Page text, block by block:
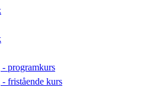
programkurs
fristående kurs